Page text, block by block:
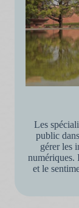
Les
public
gérer les
numériques.
et le